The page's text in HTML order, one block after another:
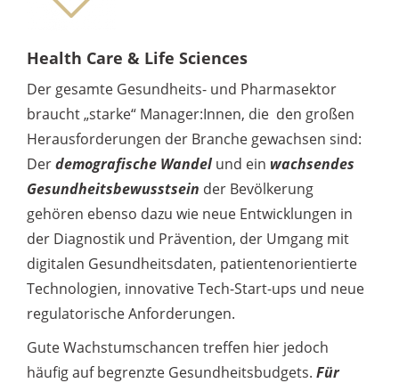
Health Care & Life Sciences
Der gesamte Gesundheits- und Pharmasektor
braucht „starke“ Manager:Innen, die den großen
Herausforderungen der Branche gewachsen sind:
Derdemografische Wandel und ein wachsendes
Gesundheitsbewusstsein der Bevölkerung
gehören ebenso dazu wie neue Entwicklungen in
der Diagnostik und Prävention, der Umgang mit
digitalen Gesundheitsdaten, patientenorientierte
Technologien, innovative Tech-Start-ups und neue
regulatorische Anforderungen.
Gute Wachstumschancen treffen hier jedoch
häufig auf begrenzte Gesundheitsbudgets. Für